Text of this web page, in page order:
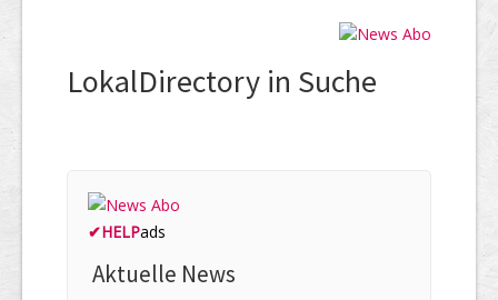
LokalDirectory in Suche
✔HELPads
Aktuelle News